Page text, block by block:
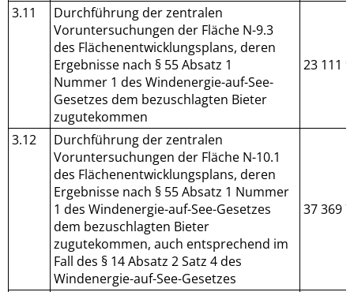
3.11
Durchführung der zentralen
Voruntersuchungen der Fläche N-9.3
des Flächenentwicklungsplans, deren
Ergebnisse nach § 55 Absatz 1
Nummer 1 des Windenergie-auf-See-
Gesetzes dem bezuschlagten Bieter
zugutekommen
23 111
3.12
Durchführung der zentralen
Voruntersuchungen der Fläche N-10.1
des Flächenentwicklungsplans, deren
Ergebnisse nach § 55 Absatz 1 Nummer
1 des Windenergie-auf-See-Gesetzes
dem bezuschlagten Bieter
zugutekommen, auch entsprechend im
Fall des § 14 Absatz 2 Satz 4 des
Windenergie-auf-See-Gesetzes
37 369